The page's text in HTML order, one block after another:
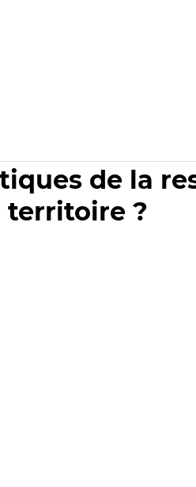
de la
territoire ?